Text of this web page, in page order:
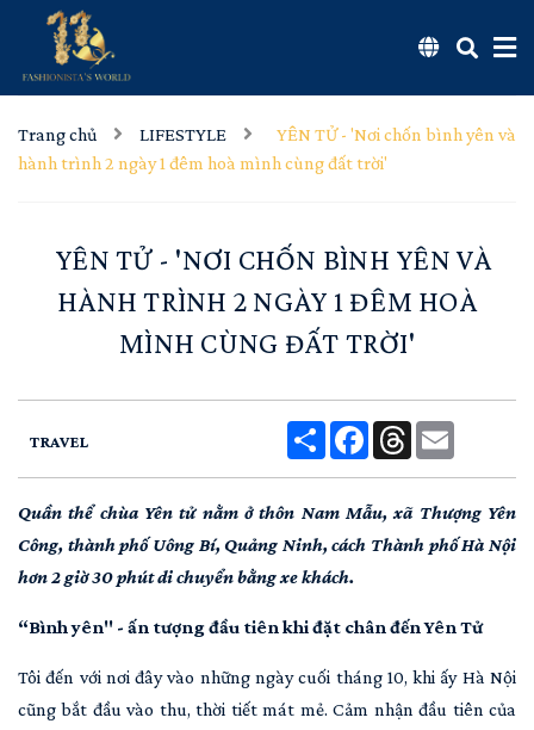
Trang chủ LIFESTYLE
YÊN TỬ - 'Nơi chốn bình yên và
hành trình 2 ngày 1 đêm hoà mình cùng đất trời'
YÊN TỬ - 'NƠI CHỐN BÌNH YÊN VÀ
HÀNH TRÌNH 2 NGÀY 1 ĐÊM HOÀ
MÌNH CÙNG ĐẤT TRỜI'
TRAVEL
Share Facebook
Threads
Quần thể chùa Yên tử nằm ở thôn Nam Mẫu, xã Thượng Yên
Công, thành phố Uông Bí, Quảng Ninh, cách Thành phố Hà Nội
hơn 2 giờ 30 phút di chuyển bằng xe khách.
“Bình yên" - ấn tượng đầu tiên khi đặt chân đến Yên Tử
Tôi đến với nơi đây vào những ngày cuối tháng 10, khi ấy Hà Nội
cũng bắt đầu vào thu, thời tiết mát mẻ. Cảm nhận đầu tiên của